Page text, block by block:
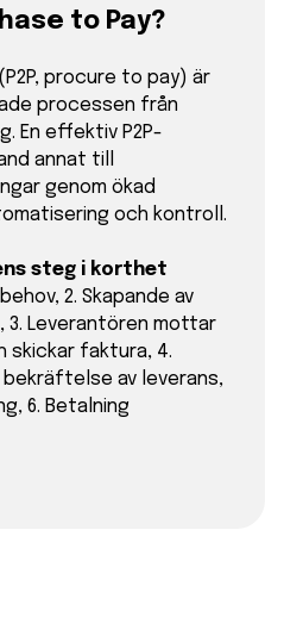
to Pay?
procure to pay) är
processen från
En effektiv P2P-
annat till
genom ökad
och kontroll.
steg i korthet
2. Skapande av
3. Leverantören mottar
skickar faktura, 4.
av leverans,
6. Betalning